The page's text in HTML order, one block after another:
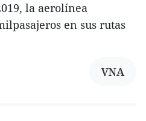
la aerolínea
en sus rutas
VNA